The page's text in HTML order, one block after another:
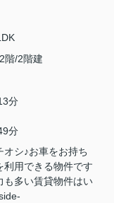
階/2階建
分
分
オシ♪お車をお持ち
利用できる物件です
も多い賃貸物件はい